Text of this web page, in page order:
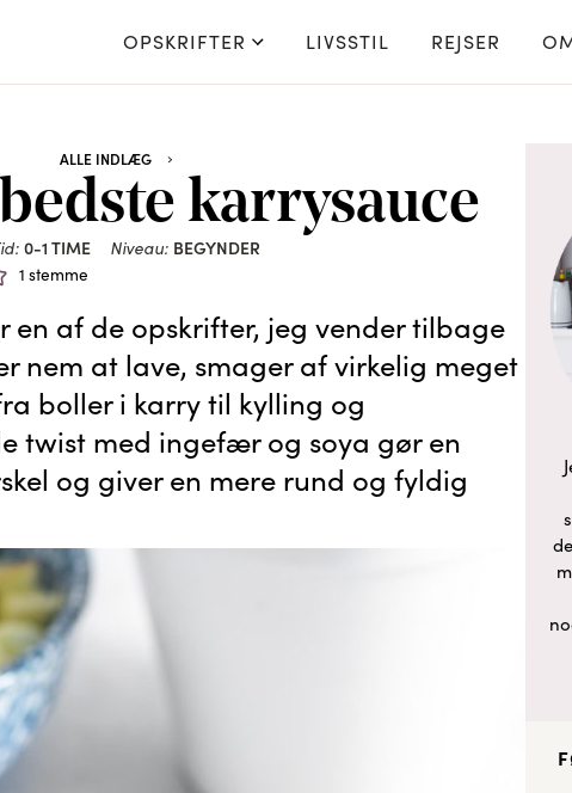
OPSKRIFTER LIVSSTIL REJSER
ALLE INDLÆG
karrysauce
0-1 TIME Niveau: BEGYNDER
1 stemme
en af de opskrifter, jeg vender tilbage
nem at lave, smager af virkelig meget
boller i karry til kylling og
twist med ingefær og soya gør en
og giver en mere rund og fyldig